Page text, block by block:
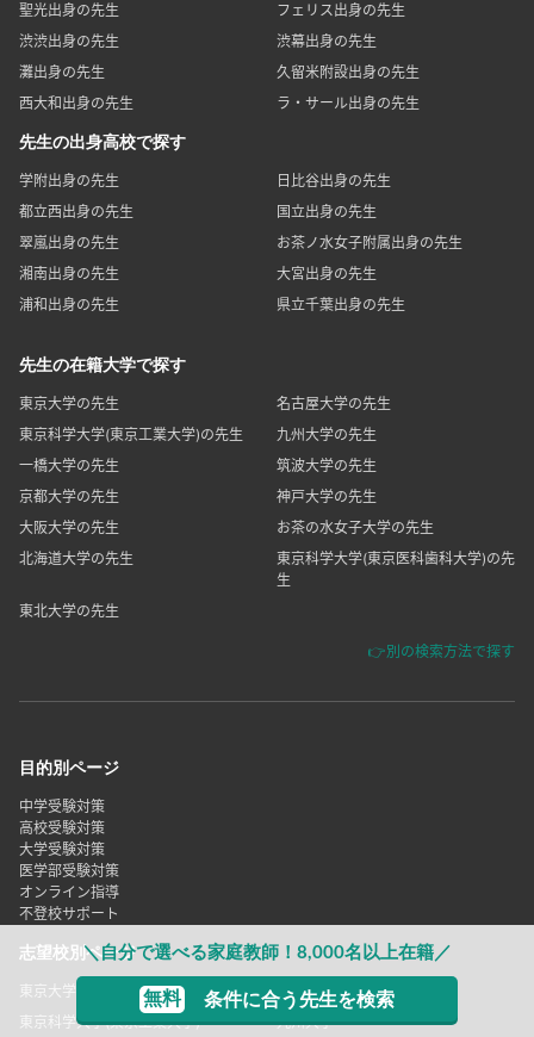
＼自分で選べる家庭教師！8,000名以上在籍／
無料 条件に合う先生を検索
聖光出身の先生
フェリス出身の先生
渋渋出身の先生
渋幕出身の先生
灘出身の先生
久留米附設出身の先生
西大和出身の先生
ラ・サール出身の先生
先生の出身高校で探す
学附出身の先生
日比谷出身の先生
都立西出身の先生
国立出身の先生
翠嵐出身の先生
お茶ノ水女子附属出身の先生
湘南出身の先生
大宮出身の先生
浦和出身の先生
県立千葉出身の先生
先生の在籍大学で探す
東京大学の先生
名古屋大学の先生
東京科学大学(東京工業大学)の先生
九州大学の先生
一橋大学の先生
筑波大学の先生
京都大学の先生
神戸大学の先生
大阪大学の先生
お茶の水女子大学の先生
北海道大学の先生
東京科学大学(東京医科歯科大学)の先
生
東北大学の先生
👉別の検索方法で探す
目的別ページ
中学受験対策
高校受験対策
大学受験対策
医学部受験対策
オンライン指導
不登校サポート
志望校別ページ
東京大学
名古屋大学
東京科学大学(東京工業大学)
九州大学